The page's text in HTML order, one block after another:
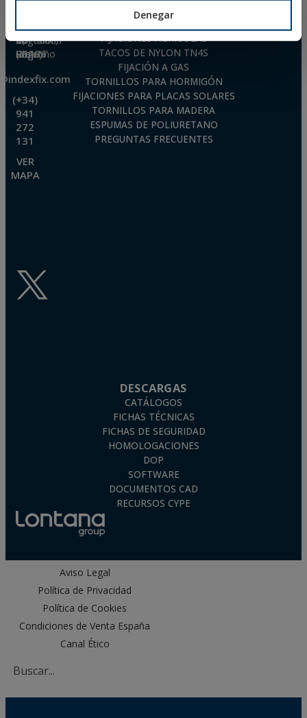
Denegar
CIF: B-26220491
P. I. La Portalada II, C/ Segador, 13
26006 · Logroño (La Rioja) · SPAIN
(+34)
941
272
131
VER
MAPA
PRODUCTOS DESTACADOS
FIJACIONES METÁLICAS
FIJACIONES AGRÍCOLAS
TACOS DE NYLON TN4S
FIJACIÓN A GAS
TORNILLOS PARA HORMIGÓN
FIJACIONES PARA PLACAS SOLARES
TORNILLOS PARA MADERA
ESPUMAS DE POLIURETANO
PREGUNTAS FRECUENTES
DESCARGAS
CATÁLOGOS
FICHAS TÉCNICAS
FICHAS DE SEGURIDAD
HOMOLOGACIONES
DOP
SOFTWARE
DOCUMENTOS CAD
RECURSOS CYPE
Aviso Legal
Política de Privacidad
Política de Cookies
Condiciones de Venta España
Canal Ético